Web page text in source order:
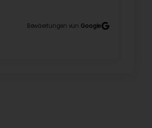
were on vacation, I was very
grateful for her care and
the time to discus my dog
Bewäertungen vun Google